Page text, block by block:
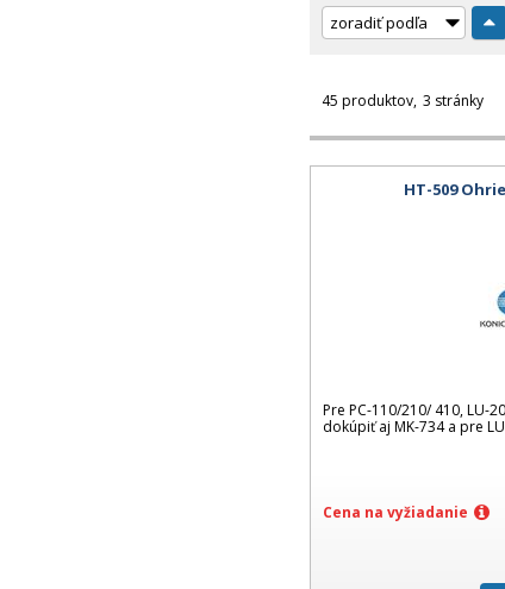
45 produktov 3 stránky
HT-509
Pre PC-110/210/ 410, LU-
dokúpiť aj MK-734 a pre
Cena na vyžiadanie